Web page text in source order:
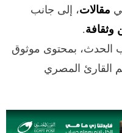
مقالات، إلى جانب
وثقافة.
الحدث، بمحتوى موثوق
القارئ المصري